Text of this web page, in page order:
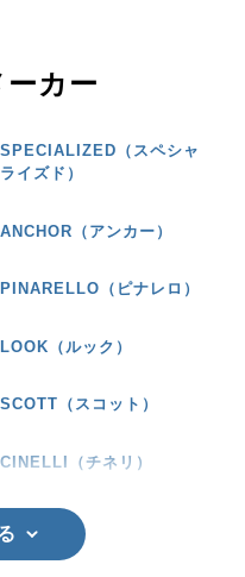
ーカー
SPECIALIZED（スペシャ
ライズド）
ANCHOR（アンカー）
PINARELLO（ピナレロ）
LOOK（ルック）
SCOTT（スコット）
CINELLI（チネリ）